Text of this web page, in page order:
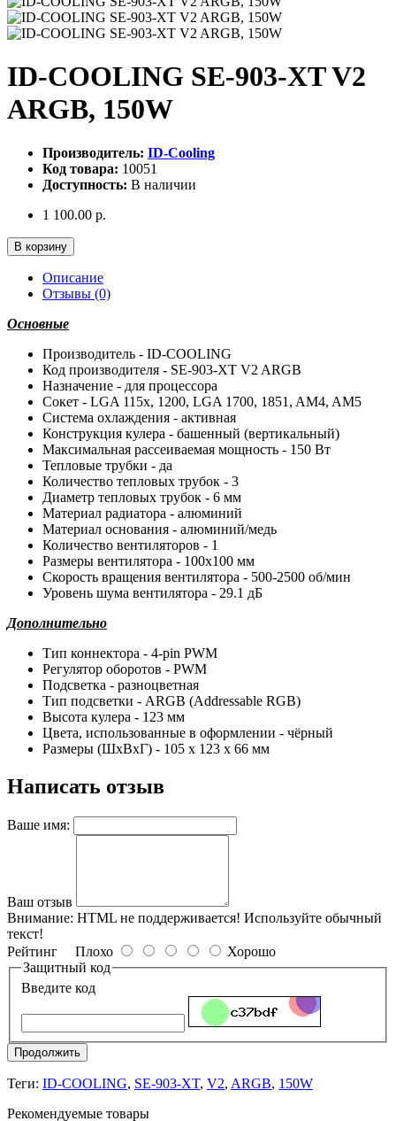
ID-COOLING SE-903-XT V2
ARGB, 150W
Производитель: ID-Cooling
Код товара: 10051
Доступность: В наличии
1 100.00 р.
В корзину
Описание
Отзывы (0)
Основные
Производитель - ID-COOLING
Код производителя - SE-903-XT V2 ARGB
Назначение - для процессора
Сокет - LGA 115x, 1200, LGA 1700, 1851, AM4, AM5
Система охлаждения - активная
Конструкция кулера - башенный (вертикальный)
Максимальная рассеиваемая мощность - 150 Вт
Тепловые трубки - да
Количество тепловых трубок - 3
Диаметр тепловых трубок - 6 мм
Материал радиатора - алюминий
Материал основания - алюминий/медь
Количество вентиляторов - 1
Размеры вентилятора - 100x100 мм
Скорость вращения вентилятора - 500-2500 об/мин
Уровень шума вентилятора - 29.1 дБ
Дополнительно
Тип коннектора - 4-pin PWM
Регулятор оборотов - PWM
Подсветка - разноцветная
Тип подсветки - ARGB (Addressable RGB)
Высота кулера - 123 мм
Цвета, использованные в оформлении - чёрный
Размеры (ШхВхГ) - 105 x 123 x 66 мм
Написать отзыв
Ваше имя:
Ваш отзыв
Внимание: HTML не поддерживается! Используйте обычный
текст!
Рейтинг Плохо
Хорошо
Защитный код
Введите код
Продолжить
Теги: ID-COOLING, SE-903-XT, V2, ARGB, 150W
Рекомендуемые товары